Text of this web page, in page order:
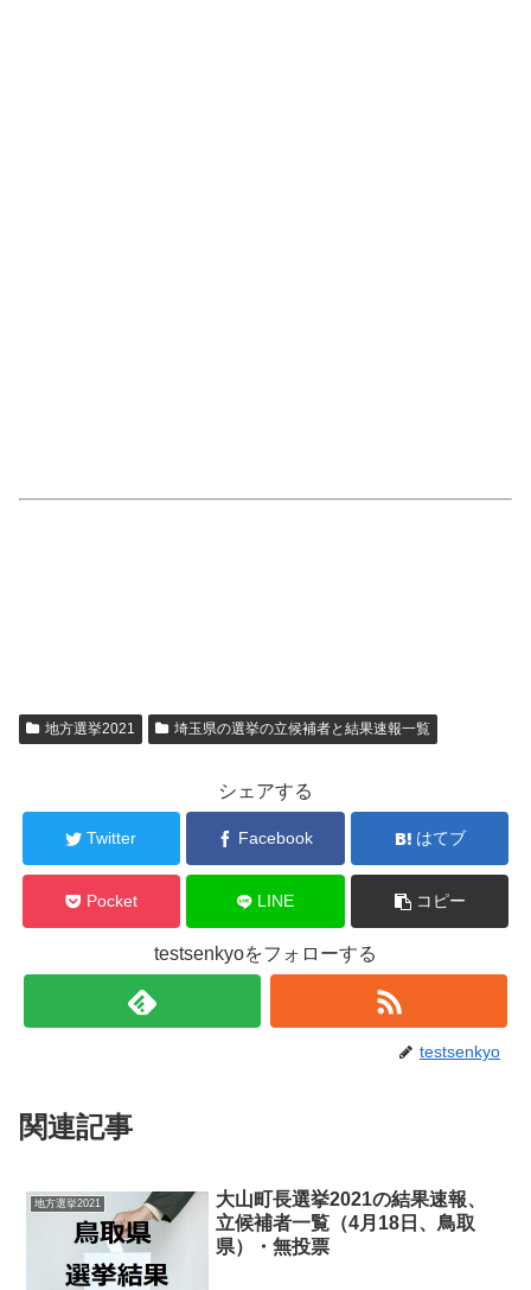
地方選挙2021 埼玉県の選挙の立候補者と結果速報一覧
シェアする
Twitter Facebook はてブ
Pocket LINE コピー
testsenkyoをフォローする
testsenkyo
関連記事
地方選挙2021
大山町長選挙2021の結果速報、
立候補者一覧（4月18日、鳥取
県）・無投票